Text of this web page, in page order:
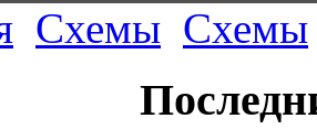
Схемы Схемы